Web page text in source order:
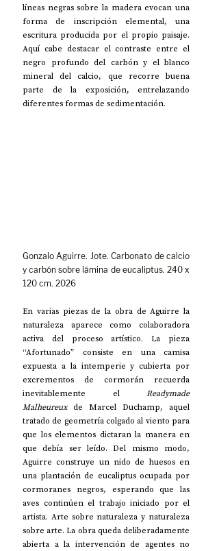
líneas negras sobre la madera evocan una
forma de inscripción elemental, una
escritura producida por el propio paisaje.
Aquí cabe destacar el contraste entre el
negro profundo del carbón y el blanco
mineral del calcio, que recorre buena
parte de la exposición, entrelazando
diferentes formas de sedimentación.
Gonzalo Aguirre. Jote. Carbonato de calcio
y carbón sobre lámina de eucaliptus. 240 x
120 cm. 2026
En varias piezas de la obra de Aguirre la
naturaleza aparece como colaboradora
activa del proceso artístico. La pieza
“Afortunado” consiste en una camisa
expuesta a la intemperie y cubierta por
excrementos de cormorán recuerda
inevitablemente el Readymade
Malheureux de Marcel Duchamp, aquel
tratado de geometría colgado al viento para
que los elementos dictaran la manera en
que debía ser leído. Del mismo modo,
Aguirre construye un nido de huesos en
una plantación de eucaliptus ocupada por
cormoranes negros, esperando que las
aves continúen el trabajo iniciado por el
artista. Arte sobre naturaleza y naturaleza
sobre arte. La obra queda deliberadamente
abierta a la intervención de agentes no